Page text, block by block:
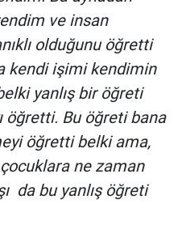
ve insan
olduğunu öğretti
kendi işimi kendimin
yanlış bir öğreti
öğretti. Bu öğreti bana
öğretti belki ama,
ne zaman
da bu yanlış öğreti